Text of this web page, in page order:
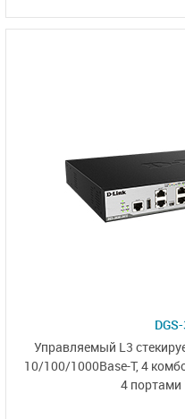
Управляемый L3
10/100/1000Base-T, 4
4 портами